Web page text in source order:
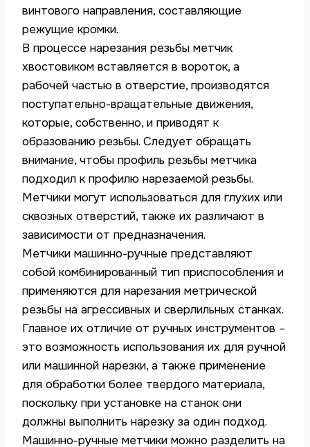
винтового направления, составляющие
режущие кромки.
В процессе нарезания резьбы метчик
хвостовиком вставляется в вороток, а
рабочей частью в отверстие, производятся
поступательно-вращательные движения,
которые, собственно, и приводят к
образованию резьбы. Следует обращать
внимание, чтобы профиль резьбы метчика
подходил к профилю нарезаемой резьбы.
Метчики могут использоваться для глухих или
сквозных отверстий, также их различают в
зависимости от предназначения.
Метчики машинно-ручные представляют
собой комбинированный тип приспособления и
применяются для нарезания метрической
резьбы на агрессивных и сверлильных станках.
Главное их отличие от ручных инструментов –
это возможность использования их для ручной
или машинной нарезки, а также применение
для обработки более твердого материала,
поскольку при установке на станок они
должны выполнить нарезку за один подход.
Машинно-ручные метчики можно разделить на